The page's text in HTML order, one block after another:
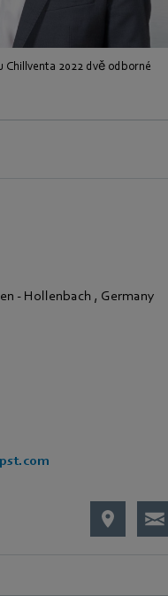
2022 dvě odborné
- Hollenbach , Germany